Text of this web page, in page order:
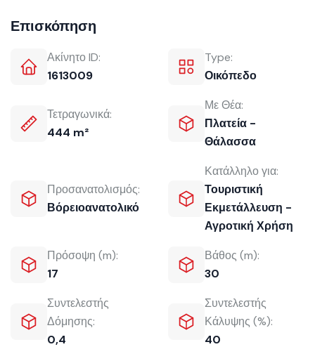
Επισκόπηση
Ακίνητο ID:
1613009
Type:
Οικόπεδο
Τετραγωνικά:
444 m²
Με Θέα:
Πλατεία -
Θάλασσα
Προσανατολισμός:
Βόρειοανατολικό
Κατάλληλο για:
Τουριστική
Εκμετάλλευση -
Αγροτική Χρήση
Πρόσοψη (m):
17
Βάθος (m):
30
Συντελεστής
Δόμησης:
0,4
Συντελεστής
Κάλυψης (%):
40